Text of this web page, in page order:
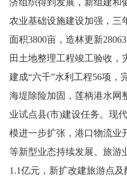
农业基础设施建设加强，三
面积3800亩，造林更新28063
田土地整理工程竣工验收，
建成“六千”水利工程56项，
海堤除险加固，莲柄港水网
业试点县(市)建设任务。现
模进一步扩张，港口物流业
等新型业态持续发展。旅游
1.1亿元，新扩改建旅游点及